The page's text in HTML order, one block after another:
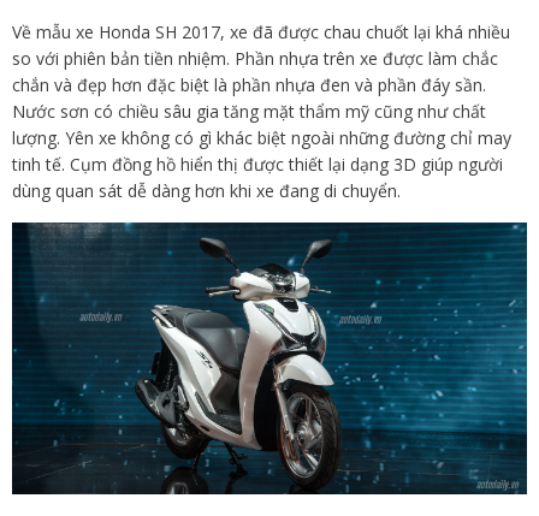
Về mẫu xe Honda SH 2017, xe đã được chau chuốt lại khá nhiều
so với phiên bản tiền nhiệm. Phần nhựa trên xe được làm chắc
chắn và đẹp hơn đặc biệt là phần nhựa đen và phần đáy sần.
Nước sơn có chiều sâu gia tăng mặt thẩm mỹ cũng như chất
lượng. Yên xe không có gì khác biệt ngoài những đường chỉ may
tinh tế. Cụm đồng hồ hiển thị được thiết lại dạng 3D giúp người
dùng quan sát dễ dàng hơn khi xe đang di chuyển.